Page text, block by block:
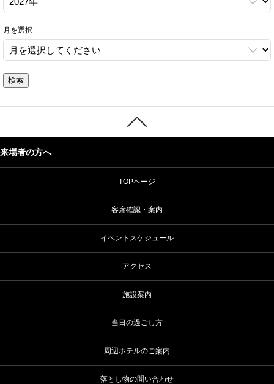
月を選択
検索
来場者の方へ
TOPページ
客席確認・案内
イベントスケジュール
アクセス
施設案内
当日の過ごし方
周辺ホテルのご案内
落とし物の問い合わせ